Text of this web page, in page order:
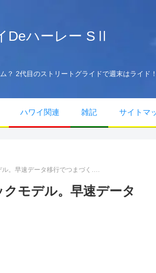
Deハーレー SⅡ
2代目のストリートグライドで週末はライ
ハワイ関連 雑記 サイトマ
ル。早速データ移行でつまづく….
モデル。早速データ